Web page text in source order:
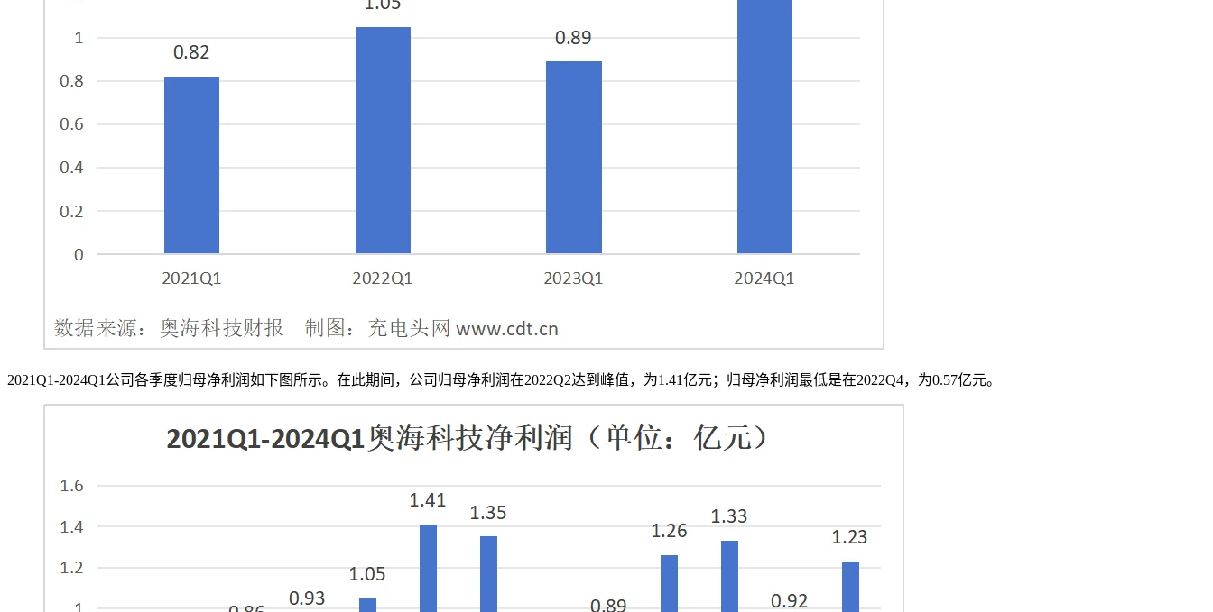
2021Q1-2024Q1公司各季度归母净利润如下图所示。在此期间，公司归母净利润在2022Q2达到峰值，为1.41亿元；归母净利润最低是在2022Q4，为0.57亿元。